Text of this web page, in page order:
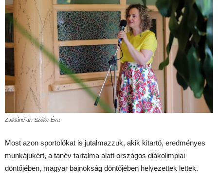
Zsikláné dr. Szőke Éva
Most azon sportolókat is jutalmazzuk, akik kitartó, eredményes
munkájukért, a tanév tartalma alatt országos diákolimpiai
döntőjében, magyar bajnokság döntőjében helyezettek lettek.